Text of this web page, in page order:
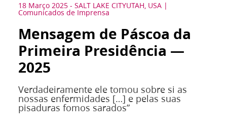
18 Março 2025 - SALT LAKE CITYUTAH, USA
Comunicados de Imprensa
Mensagem de Páscoa da
Primeira Presidência —
2025
Verdadeiramente ele tomou sobre si as
nossas enfermidades […] e pelas suas
pisaduras fomos sarados”